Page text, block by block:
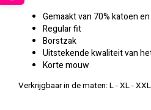
Gemaakt van 70% katoen
Regular fit
Borstzak
Uitstekende kwaliteit van
Korte mouw
Verkrijgbaar in de maten: L - XL - XXL